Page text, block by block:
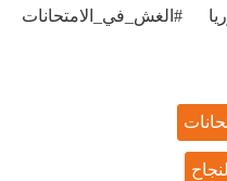
#الغش_في_الامتحانات